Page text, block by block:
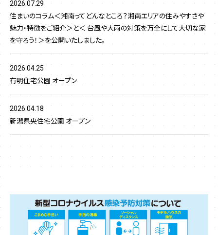
2026.07.29
住まいのコラム＜湘南ってどんなところ？湘南エリアの住みやすさや
魅力・特徴をご紹介＞と＜ 台風や大雨の対策を万全にして大切な家
を守ろう！＞を公開いたしました。
2026.04.25
有明住宅公園 オープン
2026.04.18
新潟県央住宅公園 オープン